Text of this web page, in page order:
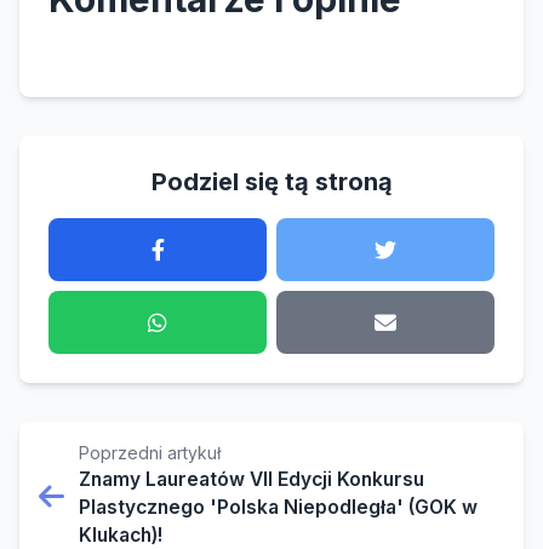
Podziel się tą stroną
Poprzedni artykuł
Znamy Laureatów VII Edycji Konkursu
Plastycznego 'Polska Niepodległa' (GOK w
Klukach)!